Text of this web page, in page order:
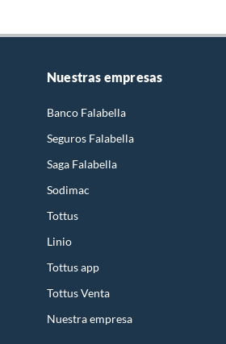
Nuestras empresas
Banco Falabella
Seguros Falabella
Saga Falabella
Sodimac
Tottus
Linio
Tottus app
Tottus Venta
Nuestra empresa